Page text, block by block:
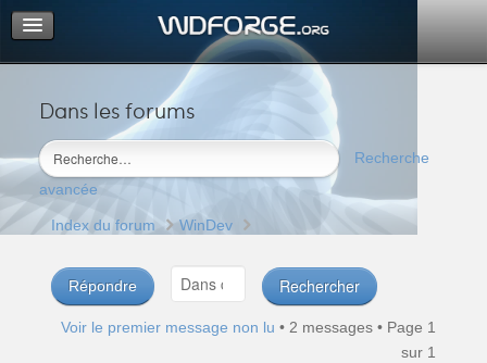
Dans les forums
Recherche
avancée
Portail
Index du forum
M’enregistrer
Connexion
Index du forum WinDev
Répondre
Voir le premier message non lu • 2 messages • Page 1
sur 1